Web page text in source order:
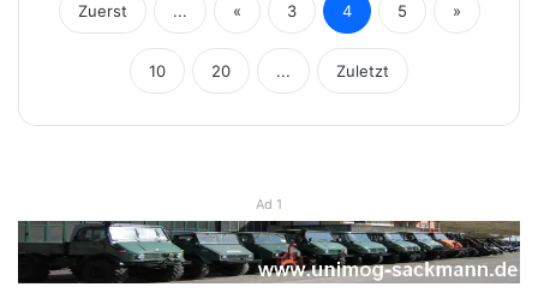
Zuerst ... « 3 4 5 »
10 20 ... Zuletzt
Ad 1